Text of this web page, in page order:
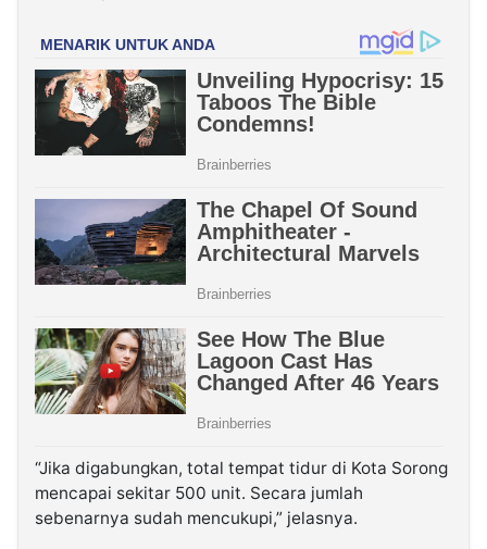
“Jika digabungkan, total tempat tidur di Kota Sorong
mencapai sekitar 500 unit. Secara jumlah
sebenarnya sudah mencukupi,” jelasnya.